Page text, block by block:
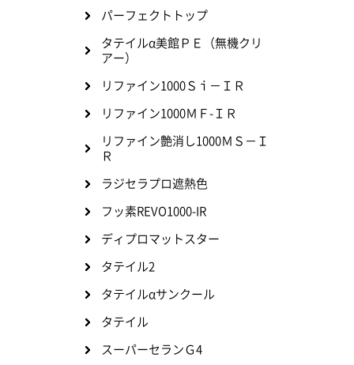
パーフェクトトップ
タテイルα美館ＰＥ（無機クリ
アー）
リファイン1000Ｓｉ－ＩＲ
リファイン1000ＭＦ-ＩＲ
リファイン艶消し1000ＭＳ－Ｉ
Ｒ
ラジセラプロ遮熱色
フッ素REVO1000-IR
ディプロマットスター
タテイル2
タテイルαサンクール
タテイル
スーパーセランＧ4